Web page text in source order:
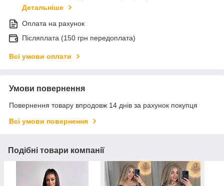
Детальніше
Оплата на рахунок
Післяплата (150 грн передоплата)
Всі умови оплати
Умови повернення
Повернення товару впродовж 14 днів за рахунок покупця
Всі умови повернення
Подібні товари компанії